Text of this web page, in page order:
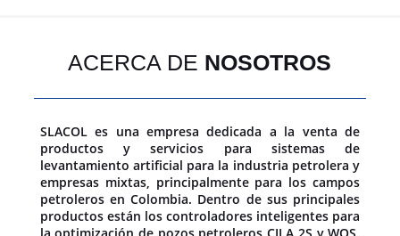
ACERCA DE NOSOTROS
SLACOL es una empresa dedicada a la venta de
productos y servicios para sistemas de
levantamiento artificial para la industria petrolera y
empresas mixtas, principalmente para los campos
petroleros en Colombia. Dentro de sus principales
productos están los controladores inteligentes para